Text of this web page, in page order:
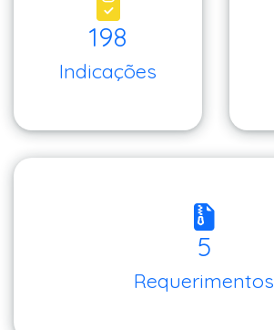
198
Indicações
5
Requerimentos